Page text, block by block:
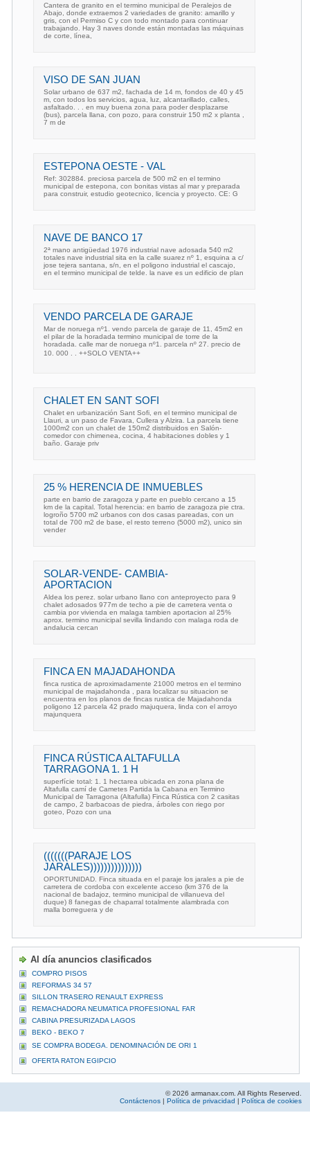
Cantera de granito en el termino municipal de Peralejos de
Abajo, donde extraemos 2 variedades de granito: amarillo y
gris, con el Permiso C y con todo montado para continuar
trabajando. Hay 3 naves donde están montadas las máquinas
de corte, línea,
VISO DE SAN JUAN
Solar urbano de 637 m2, fachada de 14 m, fondos de 40 y 45
m, con todos los servicios, agua, luz, alcantarillado, calles,
asfaltado. . . en muy buena zona para poder desplazarse
(bus), parcela llana, con pozo, para construir 150 m2 x planta ,
7 m de
ESTEPONA OESTE - VAL
Ref: 302884. preciosa parcela de 500 m2 en el termino
municipal de estepona, con bonitas vistas al mar y preparada
para construir, estudio geotecnico, licencia y proyecto. CE: G
NAVE DE BANCO 17
2ª mano antigüedad 1976 industrial nave adosada 540 m2
totales nave industrial sita en la calle suarez nº 1, esquina a c/
jose tejera santana, s/n, en el poligono industrial el cascajo,
en el termino municipal de telde. la nave es un edificio de plan
VENDO PARCELA DE GARAJE
Mar de noruega nº1. vendo parcela de garaje de 11, 45m2 en
el pilar de la horadada termino municipal de torre de la
horadada. calle mar de noruega nº1. parcela nº 27. precio de
10. 000 . . ++SOLO VENTA++
CHALET EN SANT SOFI
Chalet en urbanización Sant Sofi, en el termino municipal de
Llauri, a un paso de Favara, Cullera y Alzira. La parcela tiene
1000m2 con un chalet de 150m2 distribuidos en Salón-
comedor con chimenea, cocina, 4 habitaciones dobles y 1
baño. Garaje priv
25 % HERENCIA DE INMUEBLES
parte en barrio de zaragoza y parte en pueblo cercano a 15
km de la capital. Total herencia: en barrio de zaragoza pie ctra.
logroño 5700 m2 urbanos con dos casas pareadas, con un
total de 700 m2 de base, el resto terreno (5000 m2), unico sin
vender
SOLAR-VENDE- CAMBIA-
APORTACION
Aldea los perez. solar urbano llano con anteproyecto para 9
chalet adosados 977m de techo a pie de carretera venta o
cambia por vivienda en malaga tambien aportacion al 25%
aprox. termino municipal sevilla lindando con malaga roda de
andalucia cercan
FINCA EN MAJADAHONDA
finca rustica de aproximadamente 21000 metros en el termino
municipal de majadahonda , para localizar su situacion se
encuentra en los planos de fincas rustica de Majadahonda
poligono 12 parcela 42 prado majuquera, linda con el arroyo
majunquera
FINCA RÚSTICA ALTAFULLA
TARRAGONA 1. 1 H
superfície total: 1. 1 hectarea ubicada en zona plana de
Altafulla camí de Cametes Partida la Cabana en Termino
Municipal de Tarragona (Altafulla) Finca Rústica con 2 casitas
de campo, 2 barbacoas de piedra, árboles con riego por
goteo, Pozo con una
(((((((PARAJE LOS
JARALES)))))))))))))))
OPORTUNIDAD. Finca situada en el paraje los jarales a pie de
carretera de cordoba con excelente acceso (km 376 de la
nacional de badajoz, termino municipal de villanueva del
duque) 8 fanegas de chaparral totalmente alambrada con
malla borreguera y de
Al día anuncios clasificados
COMPRO PISOS
REFORMAS 34 57
SILLON TRASERO RENAULT EXPRESS
REMACHADORA NEUMATICA PROFESIONAL FAR
CABINA PRESURIZADA LAGOS
BEKO - BEKO 7
SE COMPRA BODEGA. DENOMINACIÓN DE ORI 1
OFERTA RATON EGIPCIO
© 2026 armanax.com. All Rights Reserved.
Contáctenos | Política de privacidad | Política de cookies